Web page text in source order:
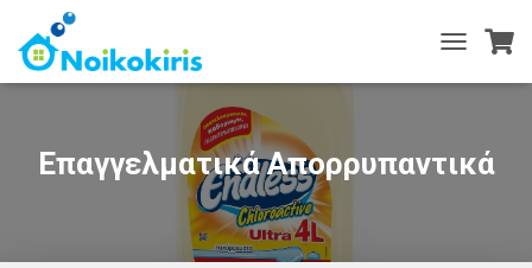
TOGGLE
NAVIGATION
Επαγγελματικά Απορρυπαντικά